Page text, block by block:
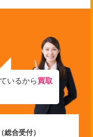
いるから買取
合受付）